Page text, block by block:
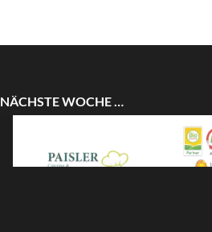
NÄCHSTE WOCHE …